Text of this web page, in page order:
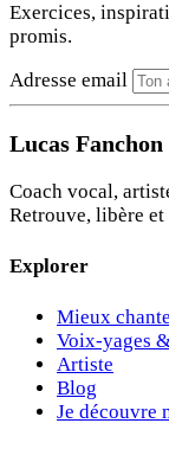
Exercices,
promis.
Adresse email
Lucas Fanchon
Coach vocal,
Retrouve, libère
Explorer
Mieux
Voix-yages
Artiste
Blog
Je découvre